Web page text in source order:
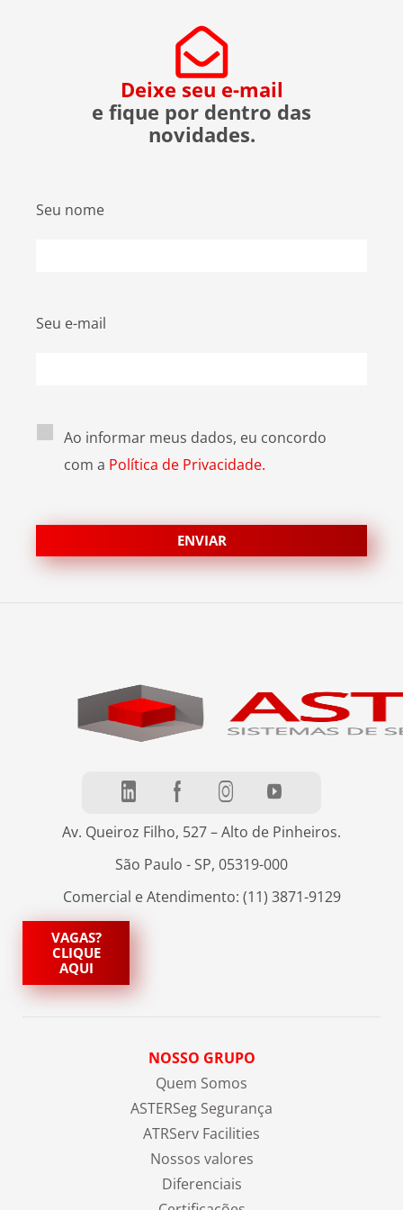
Deixe seu e-mail
e fique por dentro das
novidades.
Seu nome
Seu e-mail
Ao informar meus dados, eu concordo
com a Política de Privacidade.
Av. Queiroz Filho, 527 – Alto de Pinheiros.
São Paulo - SP, 05319-000
Comercial e Atendimento: (11) 3871-9129
VAGAS?
CLIQUE
AQUI
NOSSO GRUPO
Quem Somos
ASTERSeg Segurança
ATRServ Facilities
Nossos valores
Diferenciais